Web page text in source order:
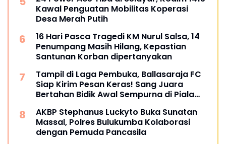
Kawal Penguatan Mobilitas Koperasi
Desa Merah Putih
16 Hari Pasca Tragedi KM Nurul Salsa, 14
Penumpang Masih Hilang, Kepastian
Santunan Korban dipertanyakan
Tampil di Laga Pembuka, Ballasaraja FC
Siap Kirim Pesan Keras! Sang Juara
Bertahan Bidik Awal Sempurna di Piala
AKBP Stephanus Luckyto Buka Sunatan
Massal, Polres Bulukumba Kolaborasi
dengan Pemuda Pancasila